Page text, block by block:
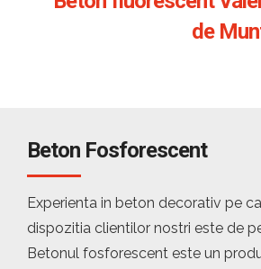
de
Beton Fosforescent
Experienta in beton decorativ pe
dispozitia clientilor nostri este de
Betonul fosforescent este un